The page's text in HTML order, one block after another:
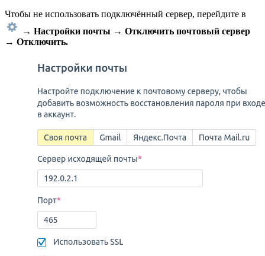
Чтобы не использовать подключённый сервер, перейдите в
→ Настройки почты → Отключить почтовый сервер
→ Отключить.